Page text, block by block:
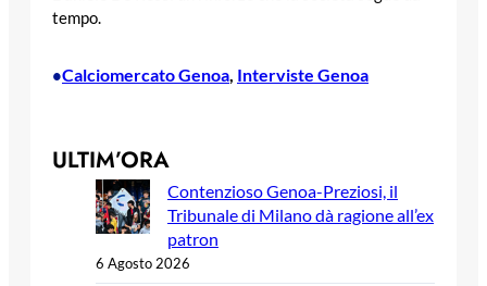
tempo.
•Calciomercato Genoa Interviste Genoa
ULTIM’ORA
Contenzioso Genoa-Preziosi, il
Tribunale di Milano dà ragione all’ex
patron
6 Agosto 2026